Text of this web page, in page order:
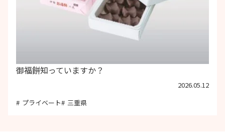
御福餅知っていますか？
2026.05.12
プライベート
三重県